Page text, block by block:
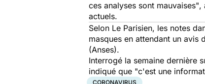
ces analyses sont mauvaises",
actuels.
Selon Le Parisien, les notes
masques en attendant un
(Anses).
Interrogé la semaine dernière
indiqué que "c'est une
CORONAVIRUS